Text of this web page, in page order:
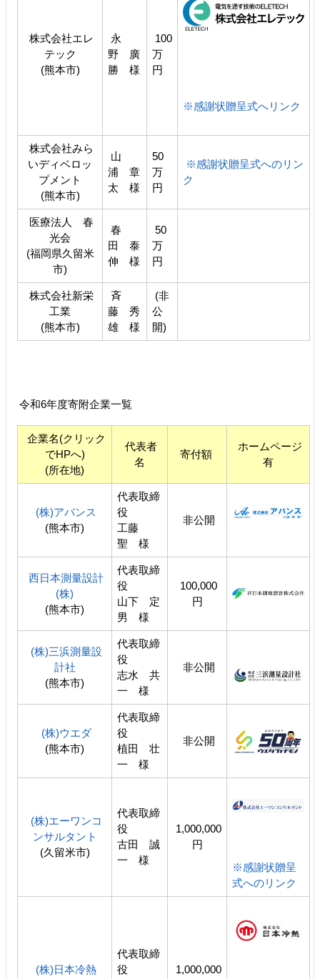
株式会社エレ
テック
(熊本市)
永
野 廣
勝 様
100
万
円
※感謝状贈呈式へリンク
株式会社みら
いディベロッ
プメント
(熊本市)
山
浦 章
太 様
50
万
円
※感謝状贈呈式へのリン
ク
医療法人 春
光会
(福岡県久留米
市)
春
田 泰
伸 様
50
万
円
株式会社新栄
工業
(熊本市)
斉
藤 秀
雄 様
(非
公
開)
令和6年度寄附企業一覧
企業名(クリック
でHPへ)
(所在地)
代表者
名
寄付額
ホームページ
有
(株)アバンス
(熊本市)
代表取締
役
工藤
聖 様
非公開
西日本測量設計
(株)
(熊本市)
代表取締
役
山下 定
男 様
100,000
円
(株)三浜測量設
計社
(熊本市)
代表取締
役
志水 共
一 様
非公開
(株)ウエダ
(熊本市)
代表取締
役
植田 壮
一 様
非公開
(株)エーワンコ
ンサルタント
(久留米市)
代表取締
役
古田 誠
一 様
1,000,000
円
※感謝状贈呈
式へのリンク
(株)日本冷熱
代表取締
役
1,000,000